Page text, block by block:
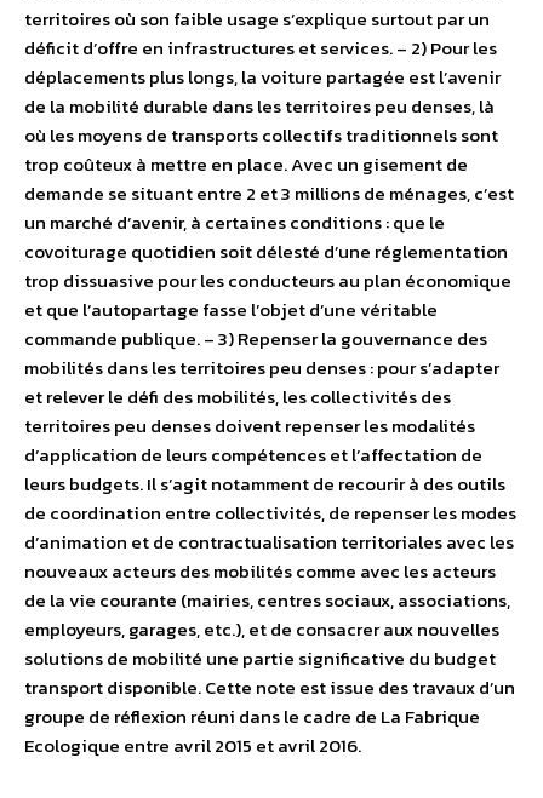
territoires où son faible usage s’explique surtout par un
déficit d’offre en infrastructures et services. – 2) Pour les
déplacements plus longs, la voiture partagée est l’avenir
de la mobilité durable dans les territoires peu denses, là
où les moyens de transports collectifs traditionnels sont
trop coûteux à mettre en place. Avec un gisement de
demande se situant entre 2 et 3 millions de ménages, c’est
un marché d’avenir, à certaines conditions : que le
covoiturage quotidien soit délesté d’une réglementation
trop dissuasive pour les conducteurs au plan économique
et que l’autopartage fasse l’objet d’une véritable
commande publique. – 3) Repenser la gouvernance des
mobilités dans les territoires peu denses : pour s’adapter
et relever le défi des mobilités, les collectivités des
territoires peu denses doivent repenser les modalités
d’application de leurs compétences et l’affectation de
leurs budgets. Il s’agit notamment de recourir à des outils
de coordination entre collectivités, de repenser les modes
d’animation et de contractualisation territoriales avec les
nouveaux acteurs des mobilités comme avec les acteurs
de la vie courante (mairies, centres sociaux, associations,
employeurs, garages, etc.), et de consacrer aux nouvelles
solutions de mobilité une partie significative du budget
transport disponible. Cette note est issue des travaux d’un
groupe de réflexion réuni dans le cadre de La Fabrique
Ecologique entre avril 2015 et avril 2016.